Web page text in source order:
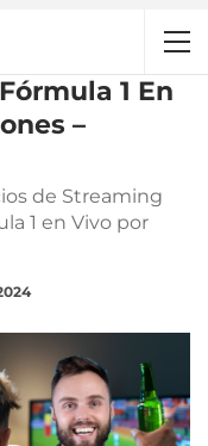
1 En
–
de Streaming
1 en Vivo por